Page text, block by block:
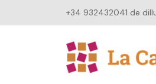
+34 932432041 de